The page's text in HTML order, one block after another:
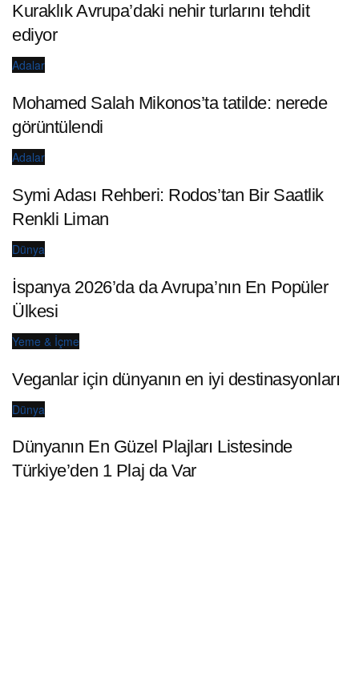
Kuraklık Avrupa’daki nehir turlarını tehdit
ediyor
Adalar
Mohamed Salah Mikonos’ta tatilde: nerede
görüntülendi
Adalar
Symi Adası Rehberi: Rodos’tan Bir Saatlik
Renkli Liman
Dünya
İspanya 2026’da da Avrupa’nın En Popüler
Ülkesi
Yeme & İçme
Veganlar için dünyanın en iyi destinasyonları
Dünya
Dünyanın En Güzel Plajları Listesinde
Türkiye’den 1 Plaj da Var